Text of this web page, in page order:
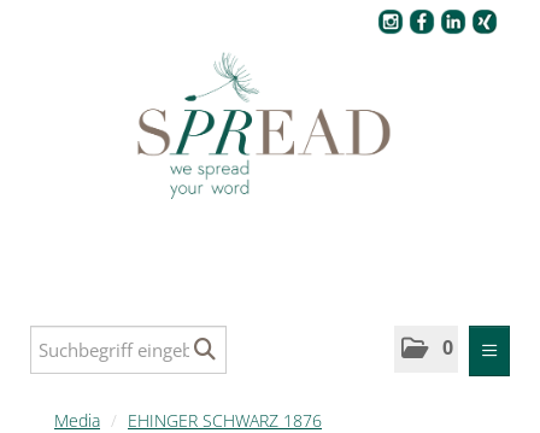
0
MELDUNGEN
Media / EHINGER SCHWARZ 1876